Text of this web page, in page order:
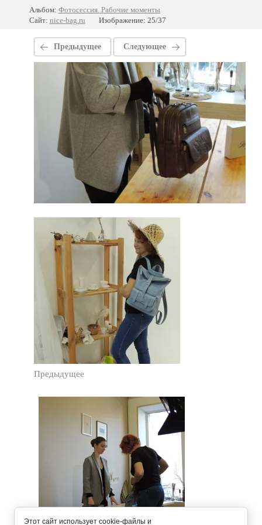
Альбом: Фотосессия. Рабочие моменты
Сайт: nice-bag.ru Изображение: 25/37
Предыдущее Следующее
Предыдущее
Этот сайт использует cookie-файлы и